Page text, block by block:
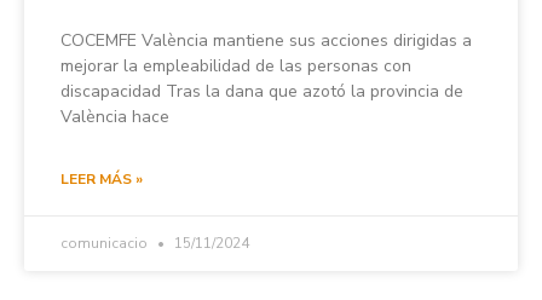
COCEMFE València mantiene sus acciones dirigidas a
mejorar la empleabilidad de las personas con
discapacidad Tras la dana que azotó la provincia de
València hace
LEER MÁS »
comunicacio 15/11/2024